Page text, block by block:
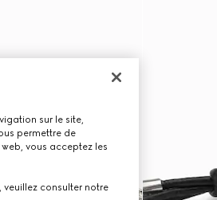
sur le site,
permettre de
vous acceptez les
consulter notre